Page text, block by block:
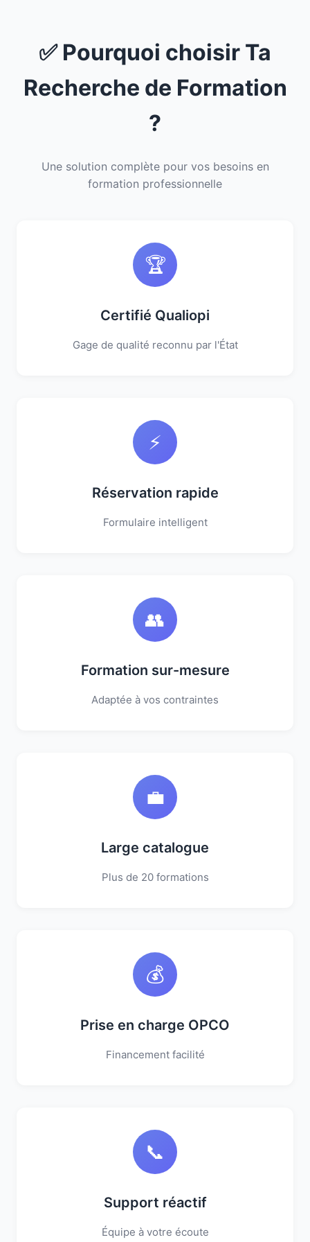
✅ Pourquoi choisir Ta
Recherche de Formation
?
Une solution complète pour vos besoins en
formation professionnelle
🏆
Certifié Qualiopi
Gage de qualité reconnu par l'État
⚡
Réservation rapide
Formulaire intelligent
👥
Formation sur-mesure
Adaptée à vos contraintes
💼
Large catalogue
Plus de 20 formations
💰
Prise en charge OPCO
Financement facilité
📞
Support réactif
Équipe à votre écoute